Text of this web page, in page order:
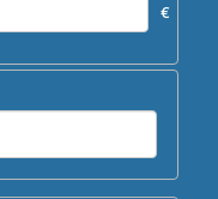
€